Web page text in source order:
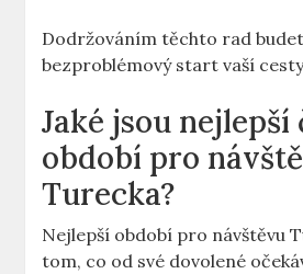
Dodržováním těchto rad
bezproblémový start vaší
Jaké jsou nejlepší
období pro
Turecka?
Nejlepší období pro návštěvu
tom, co od své dovolené